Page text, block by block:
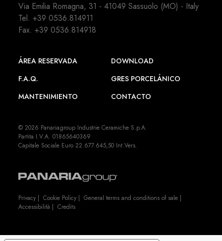
Via Emilia Romagna, 31 - 41049 Sassuolo (MO) - Italy
Tel.+39 0536.814911
Fax. +39 0536.814918
ÁREA RESERVADA
DOWNLOAD
F.A.Q.
GRES PORCELÁNICO
MANTENIMIENTO
CONTACTO
© 2026 Panariagroup Industrie Ceramiche S.p.A.
Partita I.V.A. 01865640369
Capitale Sociale Euro 22.677.645,50 Int.Vers.
Privacy |Cookie Policy |General terms and conditions of sale |
Accessibilità |Credits